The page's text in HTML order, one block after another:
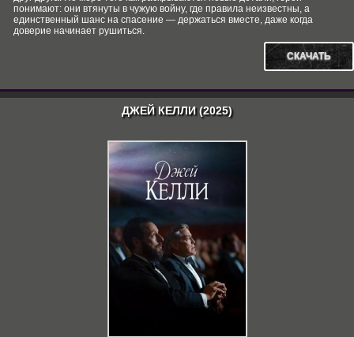
понимают: они втянуты в чужую войну, где правила неизвестны, а
единственный шанс на спасение — держаться вместе, даже когда
доверие начинает рушиться.
СКАЧАТЬ
ДЖЕЙ КЕЛЛИ (2025)